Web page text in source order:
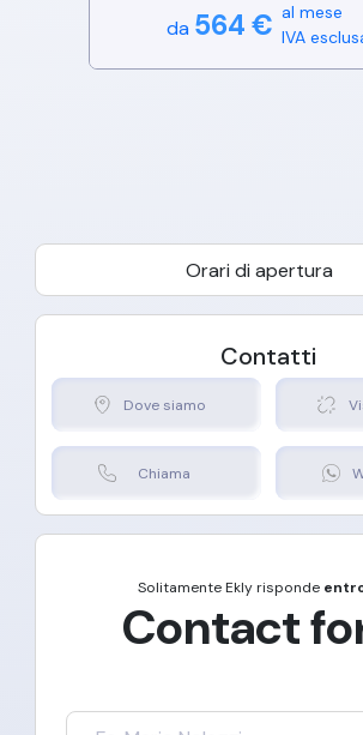
da 564 € al mese
IVA
Orari di apertura
Contatti
Dove siamo
Chiama
SolitamenteEklyrisponde
Contact